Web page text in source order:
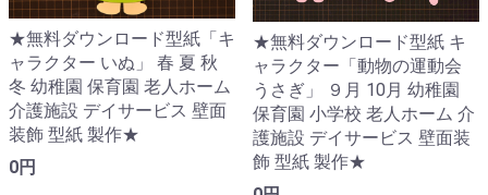
★無料ダウンロード型紙「キ
ャラクター いぬ」 春 夏 秋
冬 幼稚園 保育園 老人ホーム
介護施設 デイサービス 壁面
装飾 型紙 製作★
0円
★無料ダウンロード型紙 キ
ャラクター「動物の運動会
うさぎ」 ９月 10月 幼稚園
保育園 小学校 老人ホーム 介
護施設 デイサービス 壁面装
飾 型紙 製作★